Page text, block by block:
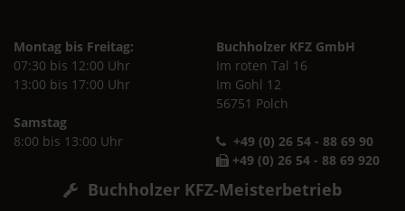
Montag bis Freitag:
07:30 bis 12:00 Uhr
13:00 bis 17:00 Uhr
Samstag
8:00 bis 13:00 Uhr
Buchholzer KFZ GmbH
Im roten Tal 16
Im Gohl 12
56751 Polch
+49 (0) 26 54 - 88 69 90
+49 (0) 26 54 - 88 69 920
Buchholzer KFZ-Meisterbetrieb